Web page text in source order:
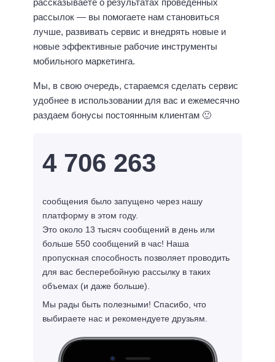
рассылок — вы помогаете нам становиться
лучше, развивать сервис и внедрять новые и
новые эффективные рабочие инструменты
мобильного маркетинга.
Мы, в свою очередь, стараемся сделать сервис
удобнее в использовании для вас и ежемесячно
раздаем бонусы постоянным клиентам 🙂
4 706 263
сообщения было запущено через нашу
платформу в этом году.
Это около 13 тысяч сообщений в день или
больше 550 сообщений в час! Наша
пропускная способность позволяет проводить
для вас бесперебойную рассылку в таких
объемах (и даже больше).
Мы рады быть полезными! Спасибо, что
выбираете нас и рекомендуете друзьям.